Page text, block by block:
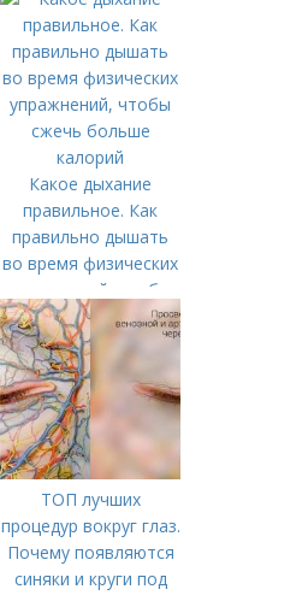
Какое дыхание
правильное. Как
правильно дышать
во время физических
упражнений, чтобы
сжечь больше
калорий
ТОП лучших
процедур вокруг глаз.
Почему появляются
синяки и круги под